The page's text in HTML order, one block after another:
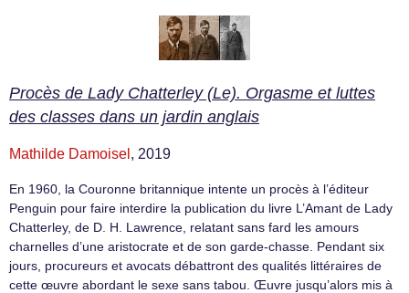
Procès de Lady Chatterley (Le). Orgasme et luttes
des classes dans un jardin anglais
Mathilde Damoisel , 2019
En 1960, la Couronne britannique intente un procès à l’éditeur
Penguin pour faire interdire la publication du livre L’Amant de Lady
Chatterley, de D. H. Lawrence, relatant sans fard les amours
charnelles d’une aristocrate et de son garde-chasse. Pendant six
jours, procureurs et avocats débattront des qualités littéraires de
cette œuvre abordant le sexe sans tabou. Œuvre jusqu’alors mis à